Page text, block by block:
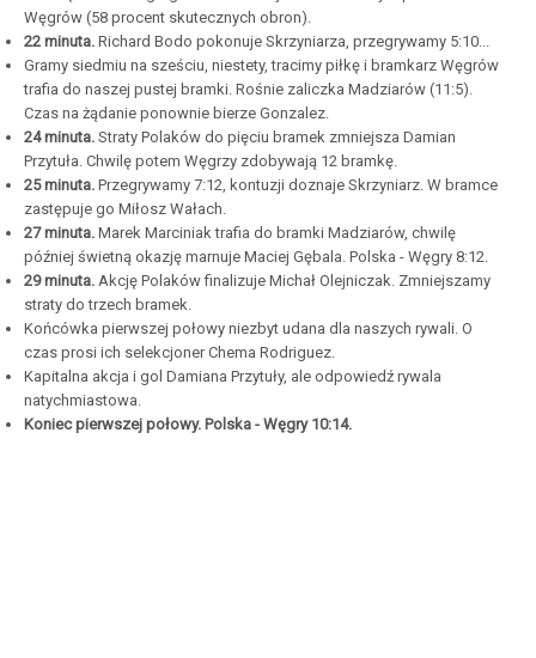
Węgrów (58 procent skutecznych obron).
22 minuta. Richard Bodo pokonuje Skrzyniarza, przegrywamy 5:10...
Gramy siedmiu na sześciu, niestety, tracimy piłkę i bramkarz Węgrów
trafia do naszej pustej bramki. Rośnie zaliczka Madziarów (11:5).
Czas na żądanie ponownie bierze Gonzalez.
24 minuta. Straty Polaków do pięciu bramek zmniejsza Damian
Przytuła. Chwilę potem Węgrzy zdobywają 12 bramkę.
25 minuta. Przegrywamy 7:12, kontuzji doznaje Skrzyniarz. W bramce
zastępuje go Miłosz Wałach.
27 minuta. Marek Marciniak trafia do bramki Madziarów, chwilę
później świetną okazję marnuje Maciej Gębala. Polska - Węgry 8:12.
29 minuta. Akcję Polaków finalizuje Michał Olejniczak. Zmniejszamy
straty do trzech bramek.
Końcówka pierwszej połowy niezbyt udana dla naszych rywali. O
czas prosi ich selekcjoner Chema Rodriguez.
Kapitalna akcja i gol Damiana Przytuły, ale odpowiedź rywala
natychmiastowa.
Koniec pierwszej połowy. Polska - Węgry 10:14.